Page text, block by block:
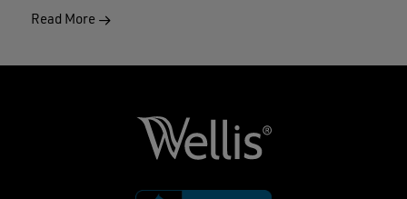
Read More